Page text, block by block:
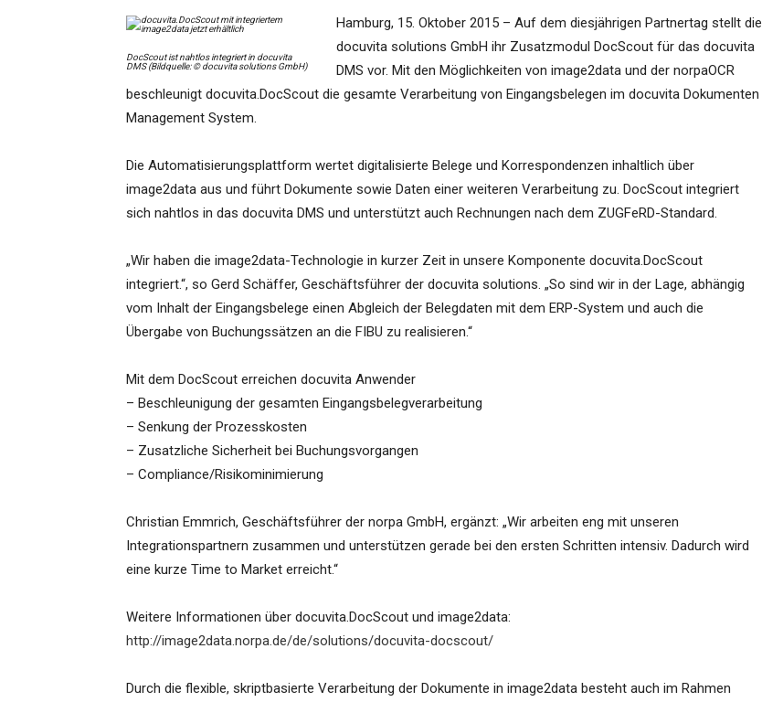
DocScout ist nahtlos integriert in docuvita
DMS (Bildquelle: © docuvita solutions GmbH)
Hamburg, 15. Oktober 2015 – Auf dem diesjährigen Partnertag stellt die
docuvita solutions GmbH ihr Zusatzmodul DocScout für das docuvita
DMS vor. Mit den Möglichkeiten von image2data und der norpaOCR
beschleunigt docuvita.DocScout die gesamte Verarbeitung von Eingangsbelegen im docuvita Dokumenten
Management System.
Die Automatisierungsplattform wertet digitalisierte Belege und Korrespondenzen inhaltlich über
image2data aus und führt Dokumente sowie Daten einer weiteren Verarbeitung zu. DocScout integriert
sich nahtlos in das docuvita DMS und unterstützt auch Rechnungen nach dem ZUGFeRD-Standard.
„Wir haben die image2data-Technologie in kurzer Zeit in unsere Komponente docuvita.DocScout
integriert.“, so Gerd Schäffer, Geschäftsführer der docuvita solutions. „So sind wir in der Lage, abhängig
vom Inhalt der Eingangsbelege einen Abgleich der Belegdaten mit dem ERP-System und auch die
Übergabe von Buchungssätzen an die FIBU zu realisieren.“
Mit dem DocScout erreichen docuvita Anwender
– Beschleunigung der gesamten Eingangsbelegverarbeitung
– Senkung der Prozesskosten
– Zusatzliche Sicherheit bei Buchungsvorgangen
– Compliance/Risikominimierung
Christian Emmrich, Geschäftsführer der norpa GmbH, ergänzt: „Wir arbeiten eng mit unseren
Integrationspartnern zusammen und unterstützen gerade bei den ersten Schritten intensiv. Dadurch wird
eine kurze Time to Market erreicht.“
Weitere Informationen über docuvita.DocScout und image2data:
http://image2data.norpa.de/de/solutions/docuvita-docscout/
Durch die flexible, skriptbasierte Verarbeitung der Dokumente in image2data besteht auch im Rahmen